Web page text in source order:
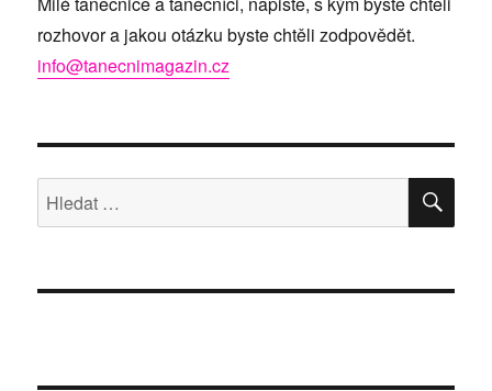
rozhovor a jakou otázku byste chtěli zodpovědět.
info@tanecnimagazin.cz
Hledat: